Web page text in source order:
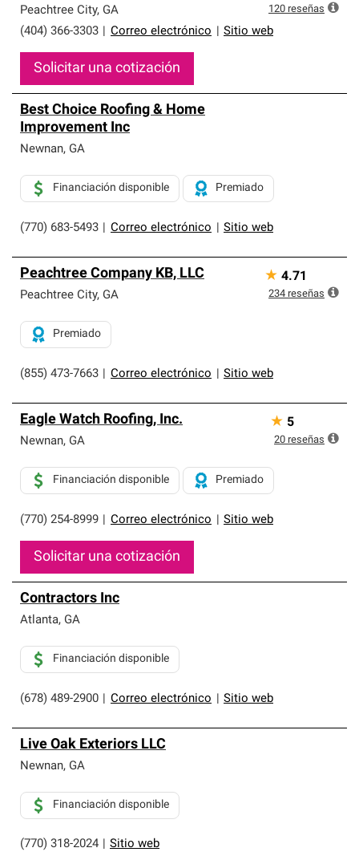
Peachtree City, GA
(404) 366-3303
Correo electrónico Sitio web
Solicitar una cotización
120 reseñas
Best Choice Roofing & Home
Improvement Inc
Newnan, GA
(770) 683-5493 Correo electrónico Sitio web
Financiación disponible Premiado
Peachtree Company KB, LLC
Peachtree City, GA
(855) 473-7663 Correo electrónico Sitio web
Premiado
★ 4.71
234 reseñas
Eagle Watch Roofing, Inc.
Newnan, GA
(770) 254-8999 Correo electrónico Sitio web
Financiación disponible Premiado
Solicitar una cotización
★ 5
20 reseñas
Contractors Inc
Atlanta, GA
(678) 489-2900 Correo electrónico Sitio web
Financiación disponible
Live Oak Exteriors LLC
Newnan, GA
(770) 318-2024 Sitio web
Financiación disponible